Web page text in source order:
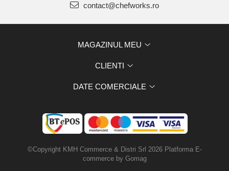
contact@chefworks.ro
MAGAZINUL MEU
CLIENTI
DATE COMERCIALE
©Copyright KMH Commerce & Distri Srl 2026 Platforma E-
commerce by Gomag